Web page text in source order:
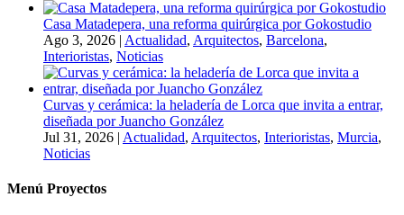
Casa Matadepera, una reforma quirúrgica por Gokostudio
Ago 3, 2026 | Actualidad, Arquitectos, Barcelona,
Interioristas, Noticias
Curvas y cerámica: la heladería de Lorca que invita a entrar,
diseñada por Juancho González
Jul 31, 2026 | Actualidad, Arquitectos, Interioristas, Murcia,
Noticias
Menú Proyectos